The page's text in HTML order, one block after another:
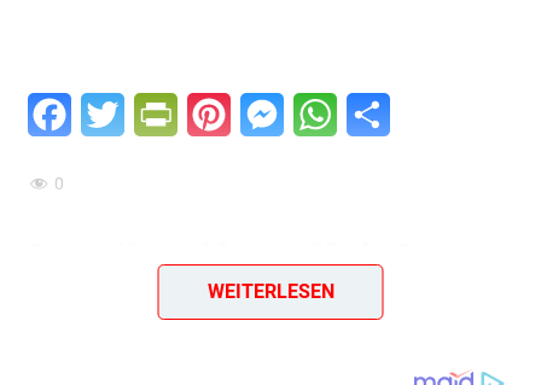
FacebookTwitter PrintFriendly
PinterestMessengerWhatsApp
0
Gemüse-Kartoffel-Suppe
– deftig, einfach und
WEITERLESEN